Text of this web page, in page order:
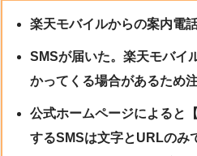
楽天モバイルからの案内電
SMSが届いた。楽天モバイ
かってくる場合があるため
公式ホームページによると
するSMSは文字とURLのみ